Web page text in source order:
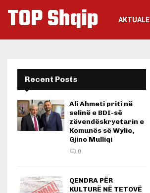
TOP Shqip AKTUALE
Recent Posts
Ali Ahmeti priti në
selinë e BDI-së
zëvendëskryetarin e
Komunës së Wylie,
Gjino Mulliqi
0
QENDRA PËR
KULTURË NË TETOVË